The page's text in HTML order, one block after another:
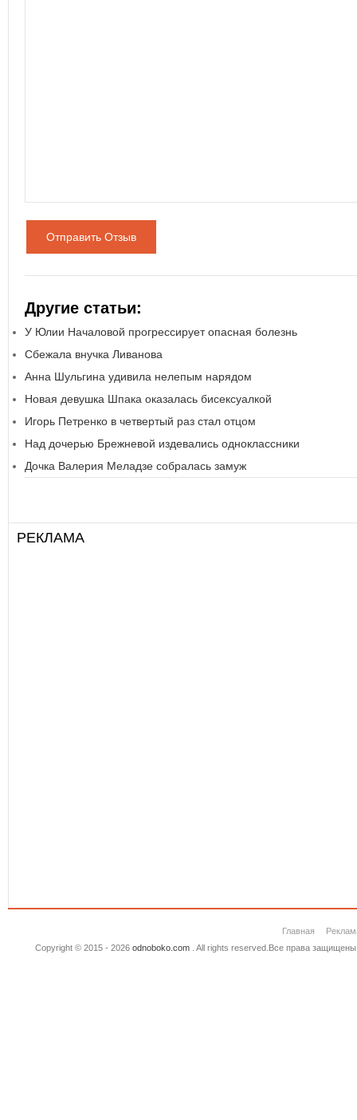
Отправить Отзыв
Другие статьи:
У Юлии Началовой прогрессирует опасная болезнь
Сбежала внучка Ливанова
Анна Шульгина удивила нелепым нарядом
Новая девушка Шпака оказалась бисексуалкой
Игорь Петренко в четвертый раз стал отцом
Над дочерью Брежневой издевались одноклассники
Дочка Валерия Меладзе собралась замуж
РЕКЛАМА
Главная
Copyright © 2015 - 2026 odnoboko.com. All rights reserved.Все права защищены.